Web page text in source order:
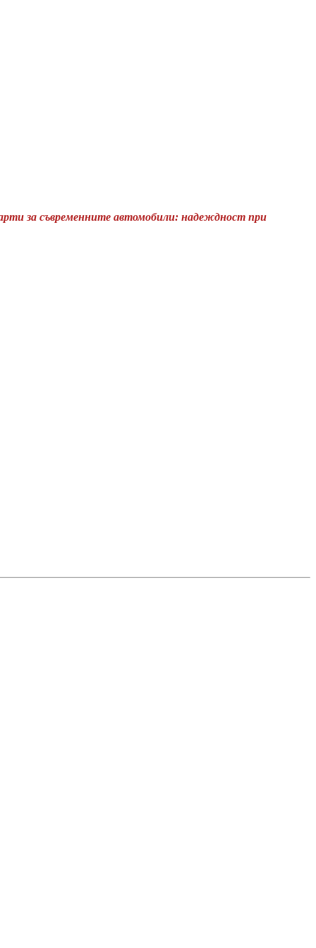
за съвременните автомобили: надеждност при